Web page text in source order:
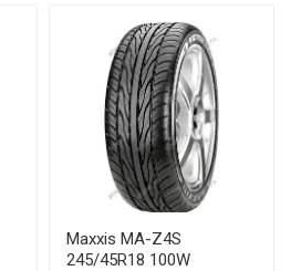
Maxxis MA-Z4S
245/45R18 100W